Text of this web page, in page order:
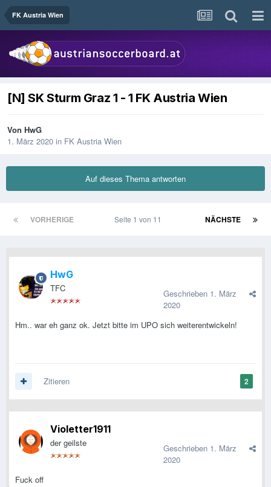
FK Austria Wien
[N] SK Sturm Graz 1 - 1 FK Austria Wien
Von HwG
1. März 2020 in FK Austria Wien
Auf dieses Thema antworten
VORHERIGE NÄCHSTE
Seite 1 von 11
HwG
TFC Geschrieben 1. März
2020
Hm.. war eh ganz ok. Jetzt bitte im UPO sich weiterentwickeln!
2
Zitieren
Violetter1911
der geilste Geschrieben 1. März
2020
Fuck off